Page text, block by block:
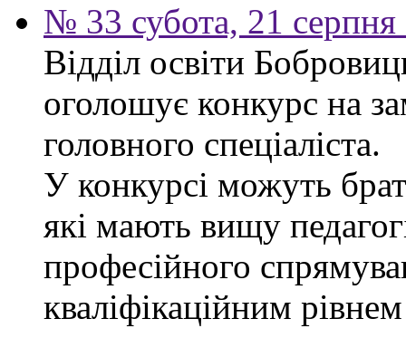
№ 33 субота, 21
Відділ освіти
оголошує конкурс на
головного спеціаліста.
У конкурсі можуть
які мають вищу
професійного
кваліфікаційним